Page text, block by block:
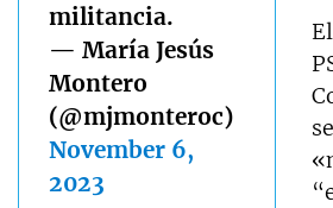
militancia.
— María Jesús
Montero
(@mjmonteroc)
November 6,
2023